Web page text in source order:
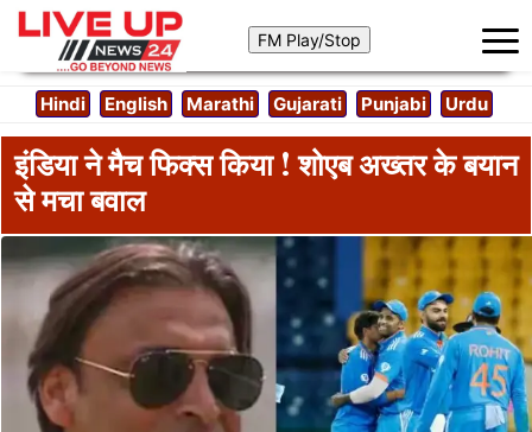
Hindi English Marathi Gujarati Punjabi Urdu
इंडिया ने मैच फिक्स किया ! शोएब अख्तर के बयान
से मचा बवाल